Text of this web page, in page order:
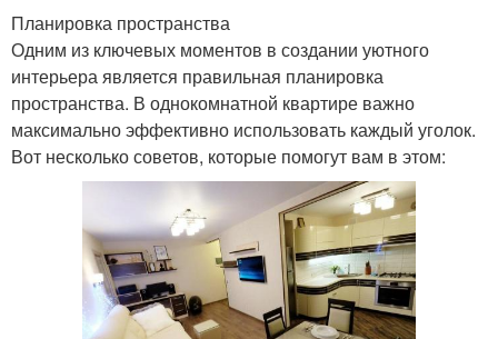
Планировка пространства
Одним из ключевых моментов в создании уютного
интерьера является правильная планировка
пространства. В однокомнатной квартире важно
максимально эффективно использовать каждый уголок.
Вот несколько советов, которые помогут вам в этом: